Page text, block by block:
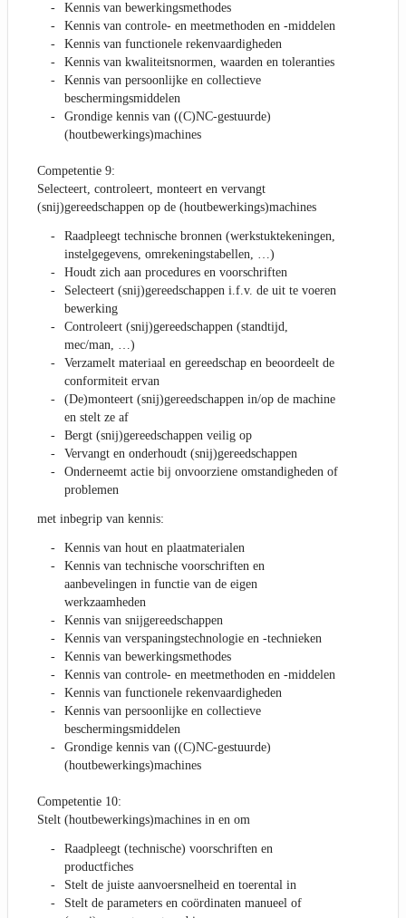
Kennis van bewerkingsmethodes
Kennis van controle- en meetmethoden en -middelen
Kennis van functionele rekenvaardigheden
Kennis van kwaliteitsnormen, waarden en toleranties
Kennis van persoonlijke en collectieve
beschermingsmiddelen
Grondige kennis van ((C)NC-gestuurde)
(houtbewerkings)machines
Competentie 9:
Selecteert, controleert, monteert en vervangt
(snij)gereedschappen op de (houtbewerkings)machines
Raadpleegt technische bronnen (werkstuktekeningen,
instelgegevens, omrekeningstabellen, …)
Houdt zich aan procedures en voorschriften
Selecteert (snij)gereedschappen i.f.v. de uit te voeren
bewerking
Controleert (snij)gereedschappen (standtijd,
mec/man, …)
Verzamelt materiaal en gereedschap en beoordeelt de
conformiteit ervan
(De)monteert (snij)gereedschappen in/op de machine
en stelt ze af
Bergt (snij)gereedschappen veilig op
Vervangt en onderhoudt (snij)gereedschappen
Onderneemt actie bij onvoorziene omstandigheden of
problemen
met inbegrip van kennis:
Kennis van hout en plaatmaterialen
Kennis van technische voorschriften en
aanbevelingen in functie van de eigen
werkzaamheden
Kennis van snijgereedschappen
Kennis van verspaningstechnologie en -technieken
Kennis van bewerkingsmethodes
Kennis van controle- en meetmethoden en -middelen
Kennis van functionele rekenvaardigheden
Kennis van persoonlijke en collectieve
beschermingsmiddelen
Grondige kennis van ((C)NC-gestuurde)
(houtbewerkings)machines
Competentie 10:
Stelt (houtbewerkings)machines in en om
Raadpleegt (technische) voorschriften en
productfiches
Stelt de juiste aanvoersnelheid en toerental in
Stelt de parameters en coördinaten manueel of